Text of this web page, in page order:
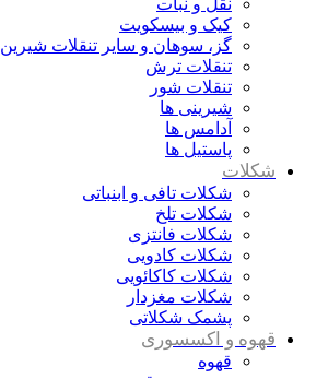
کیک و بیسکویت
گز، سوهان و سایر تنقلات شیرین
تنقلات ترش
تنقلات شور
شیرینی ها
آدامس ها
پاستیل ها
شکلات
شکلات تافی و ابنباتی
شکلات تلخ
شکلات فانتزی
شکلات کادویی
شکلات کاکائویی
شکلات مغزدار
پشمک شکلاتی
قهوه و اکسسوری
قهوه